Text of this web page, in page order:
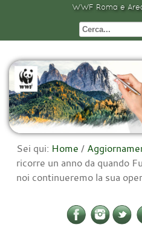
WWF Roma e
Sei qui: Home /
ricorre un anno da quando
noi continueremo la sua